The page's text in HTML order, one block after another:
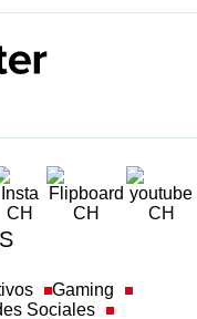
Sociales
Más temas